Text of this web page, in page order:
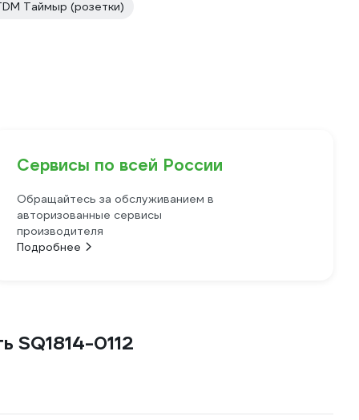
Таймыр (розетки)
Сервисы по всей России
Обращайтесь за обслуживанием в
авторизованные сервисы
производителя
Подробнее
SQ1814-0112